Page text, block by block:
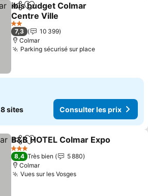
PartagerAjouter à mes favoris
ibis budget Colmar
Centre Ville
Consulter les prix
2 Étoiles
7,3
10 399
Colmar
Parking sécurisé sur placeConsulter les
8 sites Consulter les prix
PartagerAjouter à mes favoris
B&B HOTEL Colmar Expo
3 Étoiles
8,4 Très bien
5 880
Colmar
Vues sur les VosgesConsulter les prix